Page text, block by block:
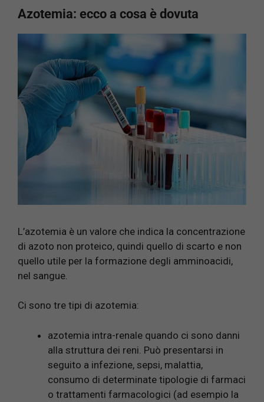
Azotemia: ecco a cosa è dovuta
L’azotemia è un valore che indica la concentrazione
di azoto non proteico, quindi quello di scarto e non
quello utile per la formazione degli amminoacidi,
nel sangue.
Ci sono tre tipi di azotemia:
azotemia intra-renale quando ci sono danni
alla struttura dei reni. Può presentarsi in
seguito a infezione, sepsi, malattia,
consumo di determinate tipologie di farmaci
o trattamenti farmacologici (ad esempio la